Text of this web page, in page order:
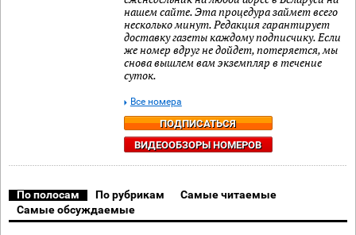
нашем сайте. Эта процедура займет всего
несколько минут. Редакция гарантирует
доставку газеты каждому подписчику. Если
же номер вдруг не дойдет, потеряется, мы
снова вышлем вам экземпляр в течение
суток.
ПОДПИСАТЬСЯ
ВИДЕООБЗОРЫ НОМЕРОВ
Все номера
По полосам По рубрикам
Самые читаемые
Самые обсуждаемые